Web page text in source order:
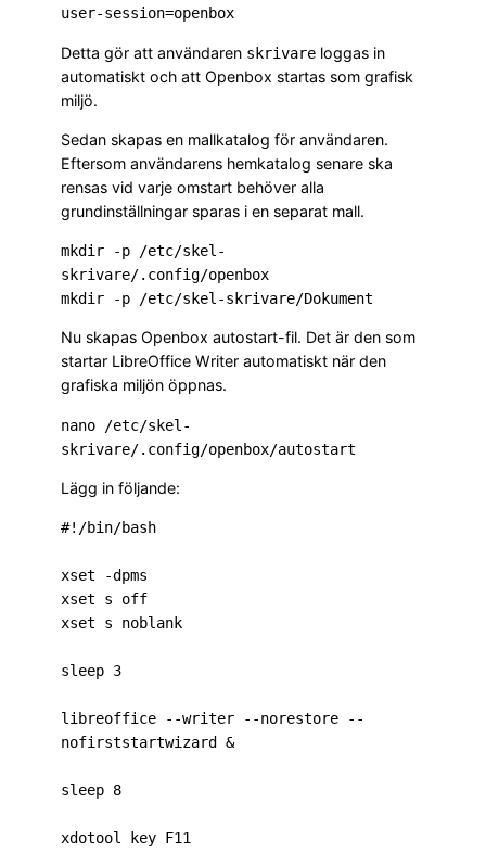
Detta gör att användaren skrivare loggas in
automatiskt och att Openbox startas som grafisk
miljö.
Sedan skapas en mallkatalog för användaren.
Eftersom användarens hemkatalog senare ska
rensas vid varje omstart behöver alla
grundinställningar sparas i en separat mall.
mkdir -p /etc/skel-
skrivare/.config/openbox
Nu skapas Openbox autostart-fil. Det är den som
startar LibreOffice Writer automatiskt när den
grafiska miljön öppnas.
nano /etc/skel-
Lägg in följande:
#!/bin/bash
xset -dpms
xset s off
xset s noblank
sleep 3
libreoffice --writer --norestore --
nofirststartwizard &
sleep 8